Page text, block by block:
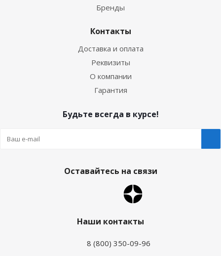
Бренды
Контакты
Доставка и оплата
Реквизиты
О компании
Гарантия
Будьте всегда в курсе!
Оставайтесь на связи
Наши контакты
8 (800) 350-09-96